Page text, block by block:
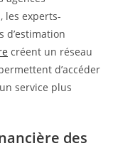
les experts-
d’estimation
créent un réseau
d’accéder
service plus
des